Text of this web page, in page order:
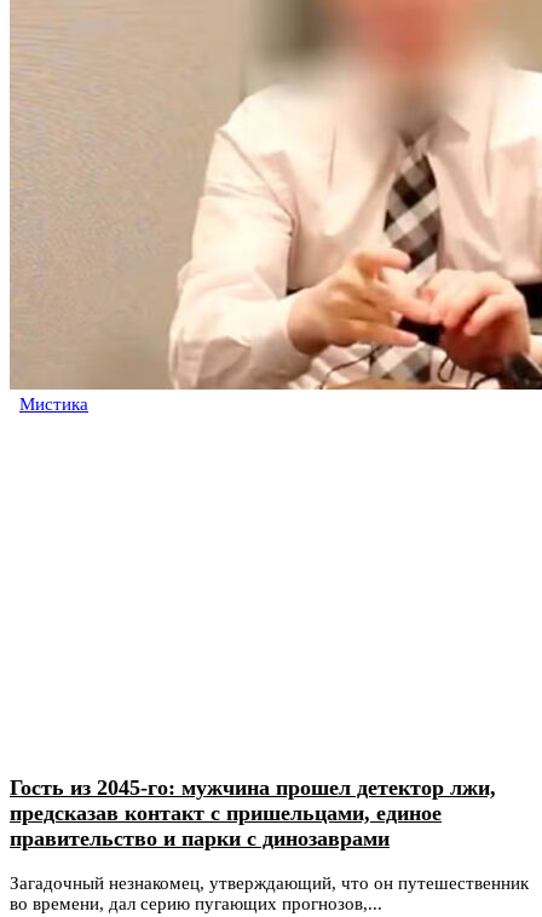
Мистика
Гость из 2045-го: мужчина прошел детектор лжи,
предсказав контакт с пришельцами, единое
правительство и парки с динозаврами
Загадочный незнакомец, утверждающий, что он путешественник
во времени, дал серию пугающих прогнозов,...